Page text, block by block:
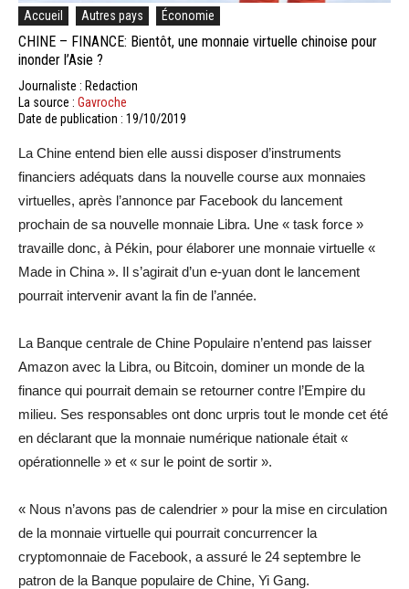
Accueil Autres pays Économie
CHINE – FINANCE: Bientôt, une monnaie virtuelle chinoise pour
inonder l’Asie ?
Journaliste : Redaction
La source : Gavroche
Date de publication : 19/10/2019
La Chine entend bien elle aussi disposer d’instruments
financiers adéquats dans la nouvelle course aux monnaies
virtuelles, après l’annonce par Facebook du lancement
prochain de sa nouvelle monnaie Libra. Une « task force »
travaille donc, à Pékin, pour élaborer une monnaie virtuelle «
Made in China ». Il s’agirait d’un e-yuan dont le lancement
pourrait intervenir avant la fin de l’année.
La Banque centrale de Chine Populaire n’entend pas laisser
Amazon avec la Libra, ou Bitcoin, dominer un monde de la
finance qui pourrait demain se retourner contre l’Empire du
milieu. Ses responsables ont donc urpris tout le monde cet été
en déclarant que la monnaie numérique nationale était «
opérationnelle » et « sur le point de sortir ».
« Nous n’avons pas de calendrier » pour la mise en circulation
de la monnaie virtuelle qui pourrait concurrencer la
cryptomonnaie de Facebook, a assuré le 24 septembre le
patron de la Banque populaire de Chine, Yi Gang.